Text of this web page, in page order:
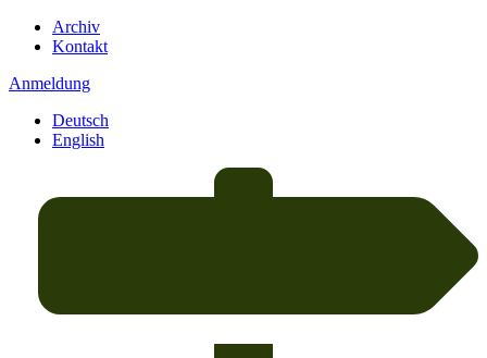
Archiv
Kontakt
Anmeldung
Deutsch
English